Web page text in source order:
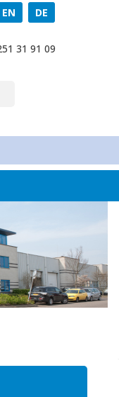
EN DE
31 91 09
Toggle